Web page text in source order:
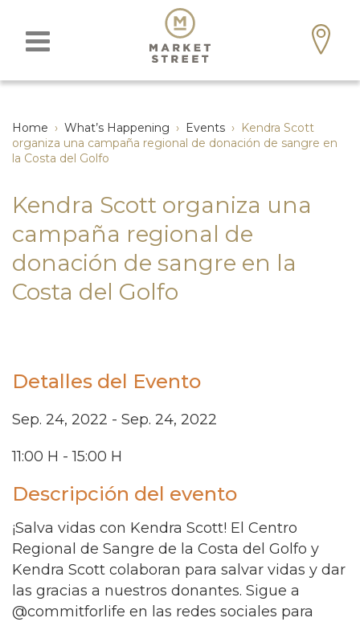
Home › What’s Happening › Events › Kendra Scott
organiza una campaña regional de donación de sangre en
la Costa del Golfo
Kendra Scott organiza una
campaña regional de
donación de sangre en la
Costa del Golfo
Detalles del Evento
Sep. 24, 2022 - Sep. 24, 2022
11:00 H - 15:00 H
Descripción del evento
¡Salva vidas con Kendra Scott! El Centro
Regional de Sangre de la Costa del Golfo y
Kendra Scott colaboran para salvar vidas y dar
las gracias a nuestros donantes. Sigue a
@commitforlife en las redes sociales para